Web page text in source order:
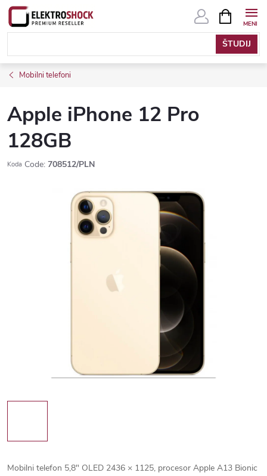
Skip
content
CART
Mobilni telefoni
Apple iPhone 12 Pro
128GB
Code: 708512/PLN
Mobilni telefon 5,8" OLED 2436 × 1125, procesor Apple A13 Bionic